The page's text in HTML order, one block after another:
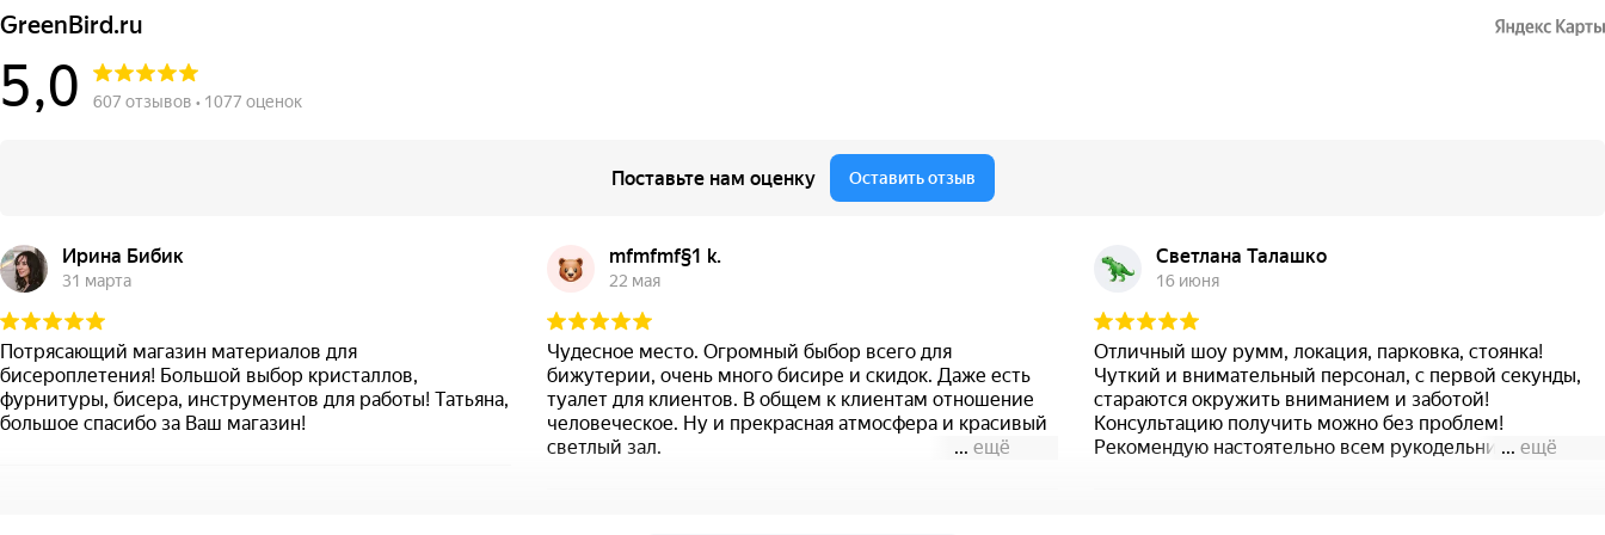
GreenBird.ru
5,0 607 отзывов • 1077 оценок
Поставьте нам оценку Оставить отзыв
Ирина Бибик
31 марта
Потрясающий магазин материалов для
бисероплетения! Большой выбор кристаллов,
фурнитуры, бисера, инструментов для работы! Татьяна,
большое спасибо за Ваш магазин!
mfmfmf§1 k.
22 мая
Чудесное место. Огромный быбор всего для
бижутерии, очень много бисире и скидок. Даже есть
туалет для клиентов. В общем к клиентам отношение
человеческое. Ну и прекрасная атмосфера и красивый
светлый зал.
... ещё
Светлана Талашко
16 июня
Отличный шоу румм, локация, парковка, стоянка!
Чуткий и внимательный персонал, с первой секунды,
стараются окружить вниманием и заботой!
Консультацию получить можно без проблем!
Рекомендую настоятельно всем рукодельницам!
... ещё